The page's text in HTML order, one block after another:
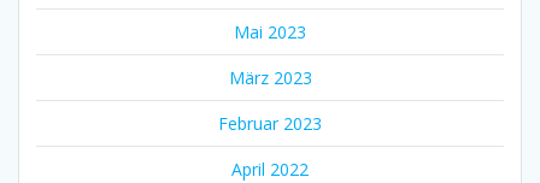
Mai 2023
März 2023
Februar 2023
April 2022